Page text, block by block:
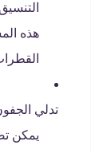
هذه
تدلي
يمكن